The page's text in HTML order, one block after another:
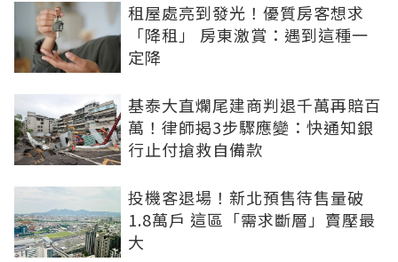
租屋處亮到發光！優質房客想求
「降租」 房東激賞：遇到這種一
定降
基泰大直爛尾建商判退千萬再賠百
萬！律師揭3步驟應變：快通知銀
行止付搶救自備款
投機客退場！新北預售待售量破
1.8萬戶 這區「需求斷層」賣壓最
大